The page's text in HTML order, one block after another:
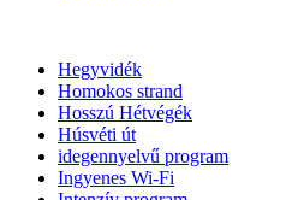
Hegyvidék
Homokos strand
Hosszú Hétvégék
Húsvéti út
idegennyelvű program
Ingyenes Wi-Fi